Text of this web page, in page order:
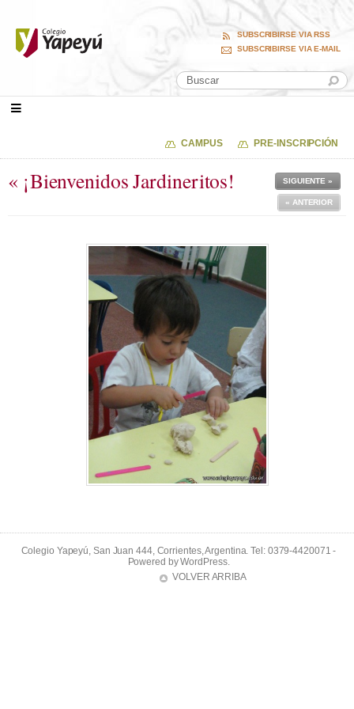
SUBSCRIBIRSE VIA RSS
SUBSCRIBIRSE VIA E-MAIL
CAMPUS PRE-INSCRIPCIÓN
« ¡Bienvenidos Jardineritos! SIGUIENTE »
« ANTERIOR
Colegio Yapeyú, San Juan 444, Corrientes, Argentina. Tel: 0379-4420071 -
Powered byWordPress.
VOLVER ARRIBA